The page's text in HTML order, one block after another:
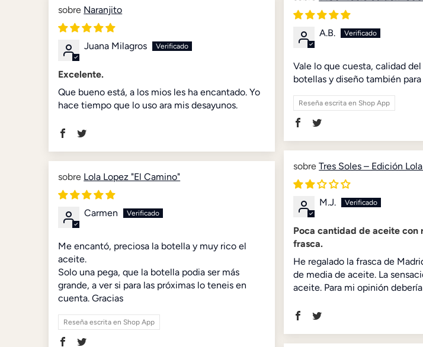
A.B.
Vale lo que cuesta, calidad
botellas y diseño también
Reseña escrita en Shop App
Naranjito
Juana Milagros
Excelente.
Que bueno está, a los mios les ha encantado. Yo
hace tiempo que lo uso ara mis desayunos.
Tres Soles – Edición
M.J.
Poca cantidad de aceite con
frasca.
He regalado la frasca de
de media de aceite. La
aceite. Para mi opinión
Lola Lopez "El Camino"
Carmen
Me encantó, preciosa la botella y muy rico el
aceite.
Solo una pega, que la botella podia ser más
grande, a ver si para las próximas lo teneis en
cuenta. Gracias
Reseña escrita en Shop App